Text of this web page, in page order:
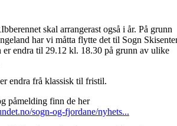
skal arrangerast også i år. På grunn
har vi måtta flytte det til Sogn
endra til 29.12 kl. 18.30 på grunn av ulike
endra frå klassisk til fristil.
påmelding finn de her
sogn-og-fjordane/nyhets...